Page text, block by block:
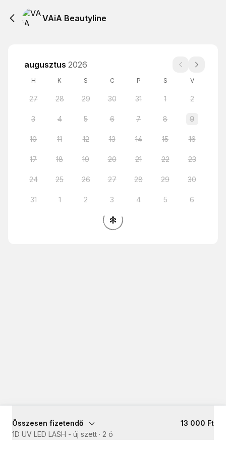
VAiA Beautyline
augusztus 2026
H K S C P S V
27 28 29 30 31 1 2
3 4 5 6 7 8 9
10 11 12 13 14 15 16
17 18 19 20 21 22 23
24 25 26 27 28 29 30
31 1 2 3 4 5 6
Összesen fizetendő
13 000 Ft
1D UV LED LASH - új szett · 2 ó